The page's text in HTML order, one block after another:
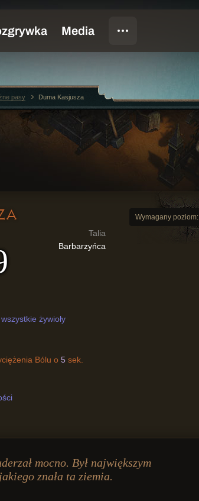
Wymagany poziom:
Talia
Barbarzyńca
żywioły
Bólu o 5 sek.
mocno. Był największym
znała ta ziemia.
pasy Duma Kasjusza